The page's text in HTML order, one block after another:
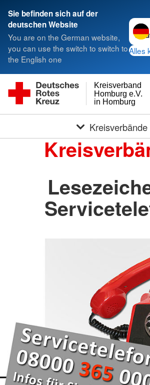
Sie befinden sich auf der
deutschen Website
You are on the German website,
you can use the switch to switch to
the English one
Alles
in Homburg
Homburg e.V.
Kreisverband
Kreisverbände